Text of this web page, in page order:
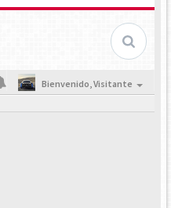
Bienvenido,Visitante